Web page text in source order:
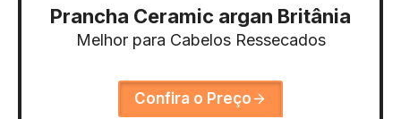
Prancha Ceramic argan Britânia
Melhor para Cabelos Ressecados
Confira o Preço